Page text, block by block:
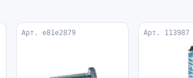
Арт. e81e2879 Арт. 113987